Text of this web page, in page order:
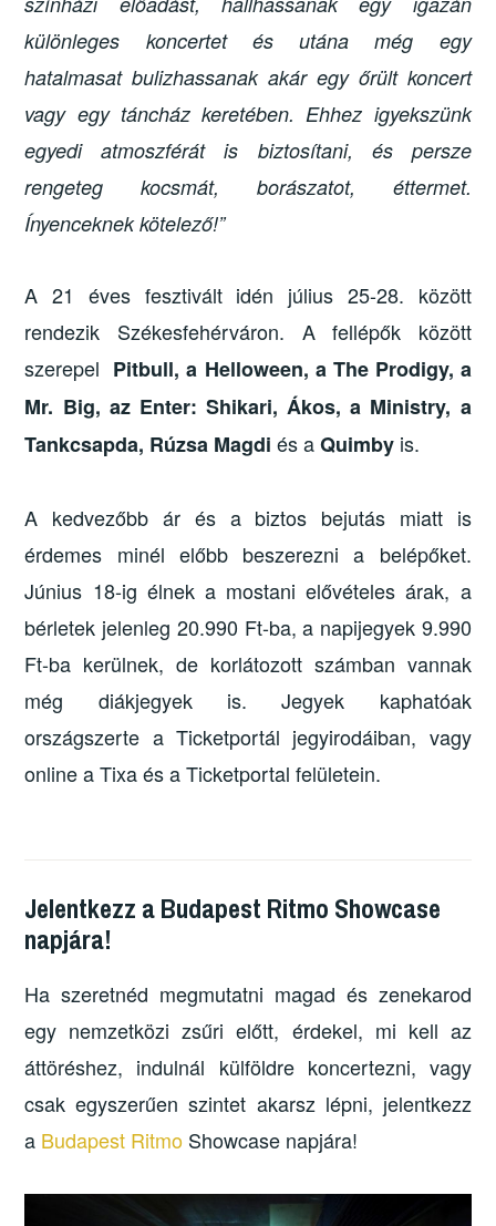
különleges koncertet és utána még egy
hatalmasat bulizhassanak akár egy őrült koncert
vagy egy táncház keretében. Ehhez igyekszünk
egyedi atmoszférát is biztosítani, és persze
rengeteg kocsmát, borászatot, éttermet.
Ínyenceknek kötelező!”
A 21 éves fesztivált idén július 25-28. között
rendezik Székesfehérváron. A fellépők között
szerepel Pitbull, a Helloween, a The Prodigy, a
Mr. Big, az Enter: Shikari, Ákos, a Ministry, a
Tankcsapda, Rúzsa Magdi és aQuimby is.
A kedvezőbb ár és a biztos bejutás miatt is
érdemes minél előbb beszerezni a belépőket.
Június 18-ig élnek a mostani elővételes árak, a
bérletek jelenleg 20.990 Ft-ba, a napijegyek 9.990
Ft-ba kerülnek, de korlátozott számban vannak
még diákjegyek is. Jegyek kaphatóak
országszerte a Ticketportál jegyirodáiban, vagy
online a Tixa és a Ticketportal felületein.
Jelentkezz a Budapest Ritmo Showcase
napjára!
Ha szeretnéd megmutatni magad és zenekarod
egy nemzetközi zsűri előtt, érdekel, mi kell az
áttöréshez, indulnál külföldre koncertezni, vagy
csak egyszerűen szintet akarsz lépni, jelentkezz
a Budapest Ritmo Showcase napjára!